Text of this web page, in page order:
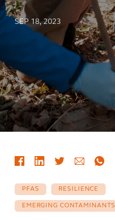
SEP 18, 2023
PFAS RESILIENCE
EMERGING CONTAMINANTS